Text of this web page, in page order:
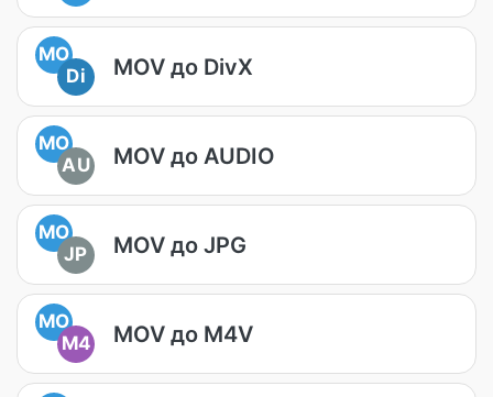
MO
Di
MOV до DivX
MO
AU
MOV до AUDIO
MO
JP
MOV до JPG
MO
M4
MOV до M4V